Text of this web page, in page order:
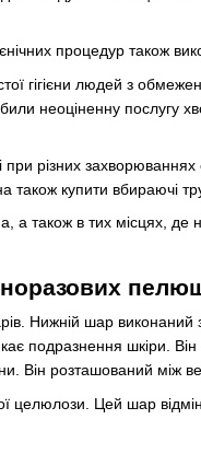
процедур також
гігієни людей з
неоціненну
при різних
купити вбираючі
а також в тих місцях,
Нижній шар виконаний з
подразнення шкіри.
Він розташований між
Цей шар